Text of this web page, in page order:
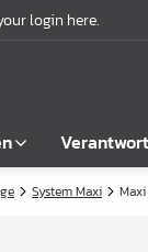
login here.
System Maxi